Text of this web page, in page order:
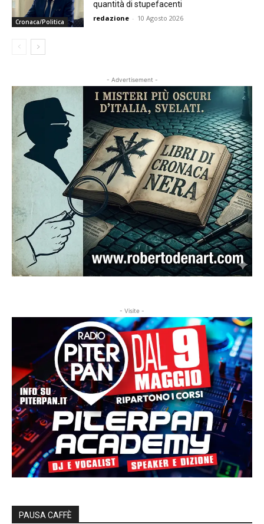
Cronaca/Politica
quantità di stupefacenti
redazione - 10 Agosto 2026
- Advertisement -
- Visite -
PAUSA CAFFÈ